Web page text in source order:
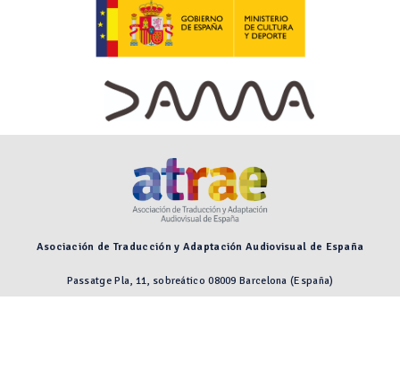
Asociación de Traducción y Adaptación Audiovisual de España
Passatge Pla, 11, sobreático 08009 Barcelona (España)